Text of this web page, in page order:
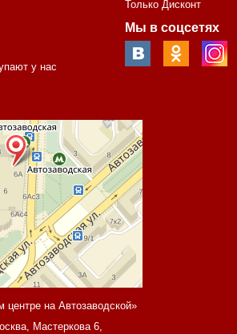
у нас
Только Дисконт
Мы в соцсетях
центре на Автозаводской»
Мастеркова 6,